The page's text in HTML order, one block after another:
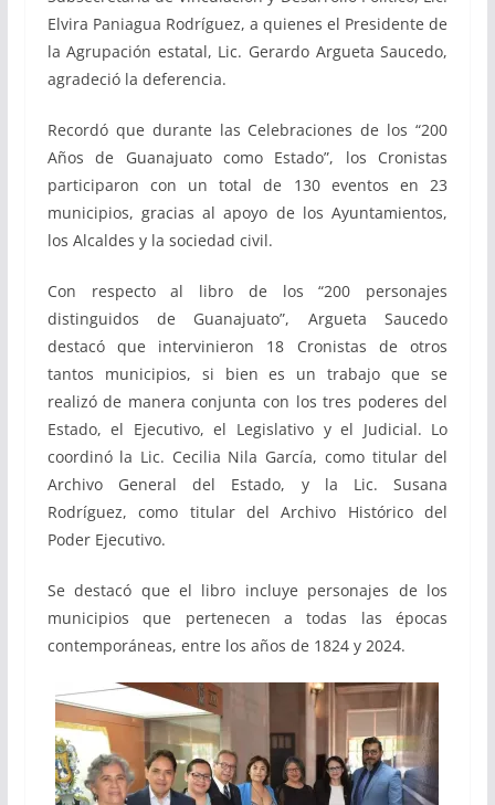
Elvira Paniagua Rodríguez, a quienes el Presidente de
la Agrupación estatal, Lic. Gerardo Argueta Saucedo,
agradeció la deferencia.
Recordó que durante las Celebraciones de los “200
Años de Guanajuato como Estado”, los Cronistas
participaron con un total de 130 eventos en 23
municipios, gracias al apoyo de los Ayuntamientos,
los Alcaldes y la sociedad civil.
Con respecto al libro de los “200 personajes
distinguidos de Guanajuato”, Argueta Saucedo
destacó que intervinieron 18 Cronistas de otros
tantos municipios, si bien es un trabajo que se
realizó de manera conjunta con los tres poderes del
Estado, el Ejecutivo, el Legislativo y el Judicial. Lo
coordinó la Lic. Cecilia Nila García, como titular del
Archivo General del Estado, y la Lic. Susana
Rodríguez, como titular del Archivo Histórico del
Poder Ejecutivo.
Se destacó que el libro incluye personajes de los
municipios que pertenecen a todas las épocas
contemporáneas, entre los años de 1824 y 2024.